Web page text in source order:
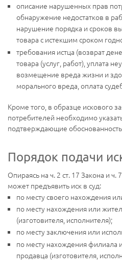
описание нарушенных прав
обнаружение недостатков в
нарушение порядка и сроков
товара с истекшим сроком
требования истца (возврат
товара (услуг, работ), уплата
возмещение вреда жизни и
морального вреда, оплата
Кроме того, в образце искового
потребителей необходимо
подтверждающие
Порядок подачи
Опираясь на ч. 2 ст. 17 Закона и
может предъявить иск в суд:
по месту своего нахождения
по месту нахождения или
(изготовителя, исполнителя);
по месту заключения или
по месту нахождения филиала
продавца (изготовителя,